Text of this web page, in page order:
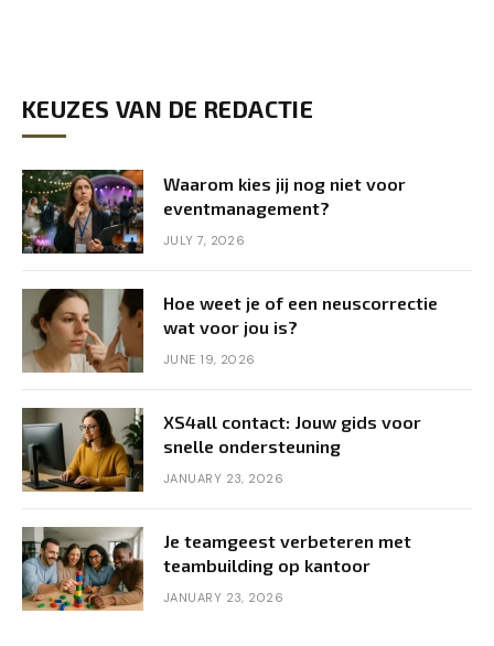
KEUZES VAN DE REDACTIE
Waarom kies jij nog niet voor
eventmanagement?
JULY 7, 2026
Hoe weet je of een neuscorrectie
wat voor jou is?
JUNE 19, 2026
XS4all contact: Jouw gids voor
snelle ondersteuning
JANUARY 23, 2026
Je teamgeest verbeteren met
teambuilding op kantoor
JANUARY 23, 2026